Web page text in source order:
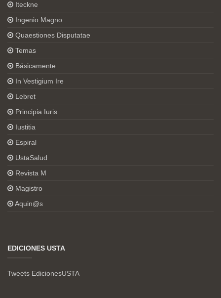
Iteckne
Ingenio Magno
Quaestiones Disputatae
Temas
Básicamente
In Vestigium Ire
Lebret
Principia Iuris
Iustitia
Espiral
UstaSalud
Revista M
Magistro
Aquin@s
EDICIONES USTA
Tweets EdicionesUSTA